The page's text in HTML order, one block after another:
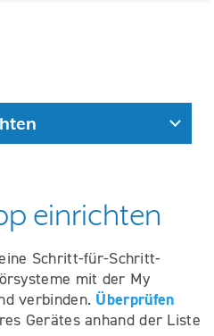
einrichten
Schritt-für-Schritt-
mit der My
verbinden. Überprüfen
Gerätes anhand der Liste